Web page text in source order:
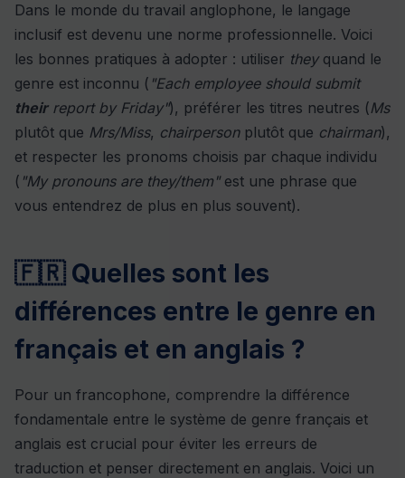
Dans le monde du travail anglophone, le langage
inclusif est devenu une norme professionnelle. Voici
les bonnes pratiques à adopter : utiliser theyquand le
genre est inconnu ( "Each employee should submit
theirreport by Friday"), préférer les titres neutres (Ms
plutôt que Mrs/Miss, chairpersonplutôt que chairman),
et respecter les pronoms choisis par chaque individu
( "My pronouns are they/them"est une phrase que
vous entendrez de plus en plus souvent).
🇫🇷 Quelles sont les
différences entre le genre en
français et en anglais ?
Pour un francophone, comprendre la différence
fondamentale entre le système de genre français et
anglais est crucial pour éviter les erreurs de
traduction et penser directement en anglais. Voici un